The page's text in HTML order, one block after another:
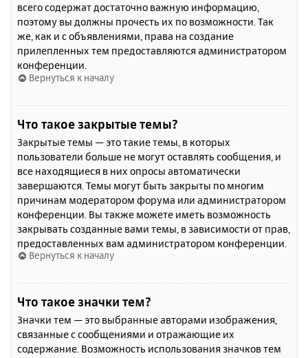
всего содержат достаточно важную информацию,
поэтому вы должны прочесть их по возможности. Так
же, как и с объявлениями, права на создание
прилепленных тем предоставляются администратором
конференции.
Вернуться к началу
Что такое закрытые темы?
Закрытые темы — это такие темы, в которых
пользователи больше не могут оставлять сообщения, и
все находящиеся в них опросы автоматически
завершаются. Темы могут быть закрыты по многим
причинам модератором форума или администратором
конференции. Вы также можете иметь возможность
закрывать созданные вами темы, в зависимости от прав,
предоставленных вам администратором конференции.
Вернуться к началу
Что такое значки тем?
Значки тем — это выбранные авторами изображения,
связанные с сообщениями и отражающие их
содержание. Возможность использования значков тем